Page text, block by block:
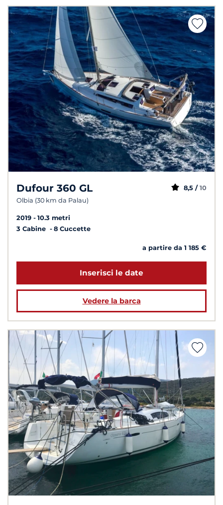
Dufour 360 GL
Olbia (30 km da Palau)
8,5 / 10
2019
10.3 metri
3 Cabine
8 Cuccette
a partire da 1 185 €
Inserisci le date
Vedere la barca